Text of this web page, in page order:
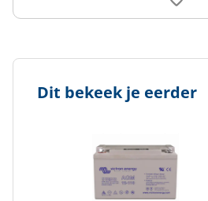
Dit bekeek je eerder